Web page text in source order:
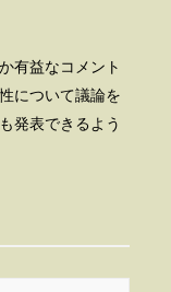
有益なコメント
について議論を
発表できるよう